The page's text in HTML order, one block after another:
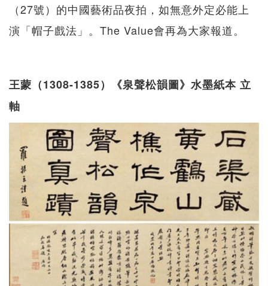
（27號）的中國藝術品夜拍，如無意外定必能上
演「帽子戲法」。The Value會再為大家報道。
王蒙（1308-1385）《泉聲松韻圖》水墨紙本 立
軸